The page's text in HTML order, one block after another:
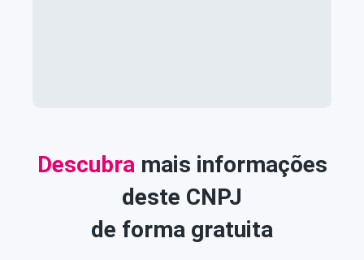
Descubra mais informações
deste CNPJ
de forma gratuita